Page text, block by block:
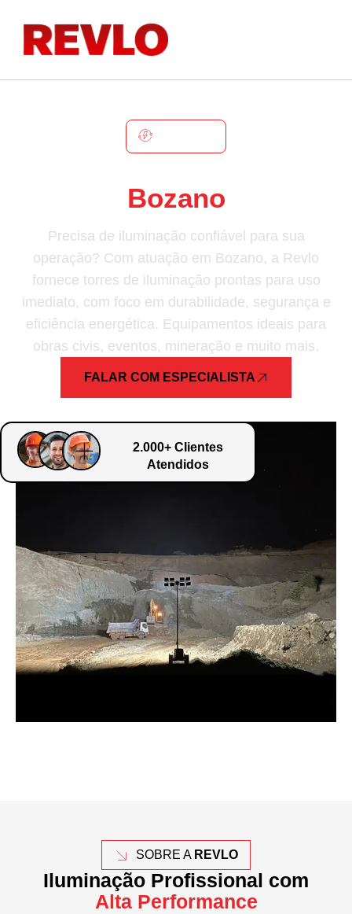
Bozano
Precisa de iluminação confiável para sua
operação? Com atuação em Bozano, a Revlo
fornece torres de iluminação prontas para uso
imediato, com foco em durabilidade, segurança e
eficiência energética. Equipamentos ideais para
obras civis, eventos, mineração e muito mais.
FALAR COM ESPECIALISTA
2.000+ Clientes
Atendidos
SOBRE A REVLO
Iluminação Profissional com
Alta Performance